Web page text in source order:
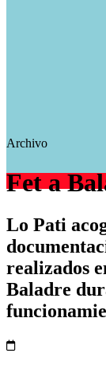
Archivo
Fet a
Lo Pati
realizados
Baladre